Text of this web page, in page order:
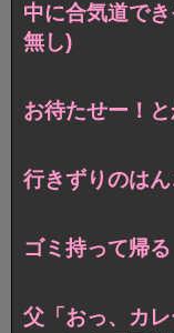
中に合気道で
無し)
お待たせー！
行きずりのは
ゴミ持って帰
父「おっ、カ